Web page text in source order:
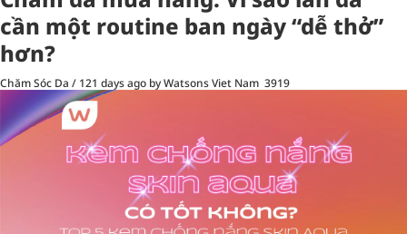
cần một routine ban ngày “dễ thở”
hơn?
Chăm Sóc Da / 121 days ago by Watsons Viet Nam 3919